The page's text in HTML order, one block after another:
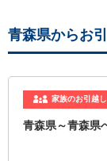
青森県からお
家族のお引越し
青森県～青森県